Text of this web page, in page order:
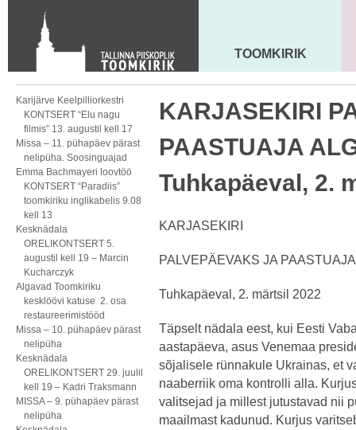
KONTAKT
Toom-Kooli 6, 10130 TALLINN
tallinna.toom@eelk.ee
MAARJA KIRIK
TOOMKIRIK
Karijärve Keelpilliorkestri
KONTSERT “Elu nagu
filmis” 13. augustil kell 17
Missa – 11. pühapäev pärast
nelipüha. Soosinguajad
Emma Bachmayeri loovtöö
KONTSERT “Paradiis”
toomkiriku inglikabelis 9.08
kell 13
Kesknädala
ORELIKONTSERT 5.
augustil kell 19 – Marcin
Kucharczyk
Algavad Toomkiriku
kesklöövi katuse 2. osa
restaureerimistööd
Missa – 10. pühapäev pärast
nelipüha
Kesknädala
ORELIKONTSERT 29. juulil
kell 19 – Kadri Traksmann
MISSA – 9. pühapäev pärast
nelipüha
KARJASEKIRI
PAASTUAJA
Tuhkapäeval, 2.
KARJASEKIRI
PALVEPÄEVAKS JA
Tuhkapäeval, 2. märtsil 2022
Täpselt nädala eest, kui Eesti
aastapäeva, asus Venemaa
sõjalisele rünnakule Ukrainas, et
naaberriik oma kontrolli alla.
valitsejad ja millest jutustavad nii
maailmast kadunud. Kurjus